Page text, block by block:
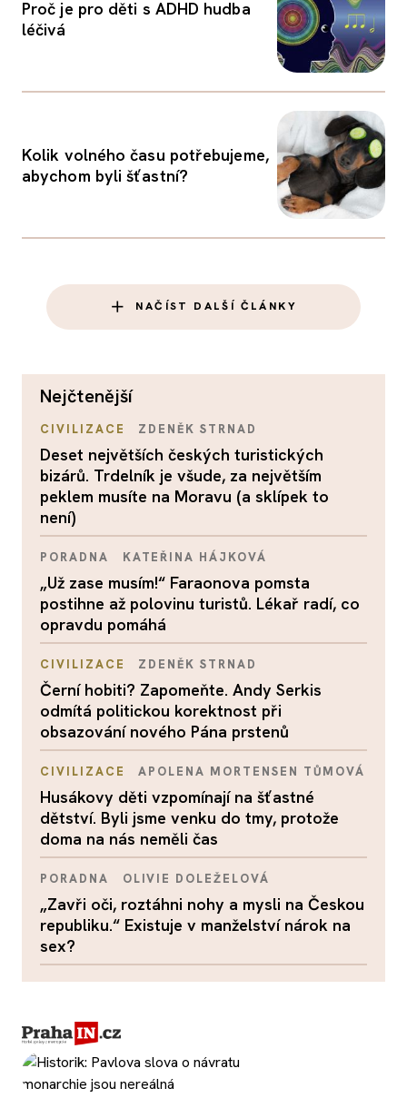
Proč je pro děti s ADHD hudba
léčivá
Kolik volného času potřebujeme,
abychom byli šťastní?
NAČÍST DALŠÍ ČLÁNKY
nejčtenější
CIVILIZACE ZDENĚK STRNAD
Deset největších českých turistických
bizárů. Trdelník je všude, za největším
peklem musíte na Moravu (a sklípek to
není)
PORADNA KATEŘINA HÁJKOVÁ
„Už zase musím!“ Faraonova pomsta
postihne až polovinu turistů. Lékař radí, co
opravdu pomáhá
CIVILIZACE ZDENĚK STRNAD
Černí hobiti? Zapomeňte. Andy Serkis
odmítá politickou korektnost při
obsazování nového Pána prstenů
CIVILIZACE APOLENA MORTENSEN TŮMOVÁ
Husákovy děti vzpomínají na šťastné
dětství. Byli jsme venku do tmy, protože
doma na nás neměli čas
PORADNA OLIVIE DOLEŽELOVÁ
„Zavři oči, roztáhni nohy a mysli na Českou
republiku.“ Existuje v manželství nárok na
sex?